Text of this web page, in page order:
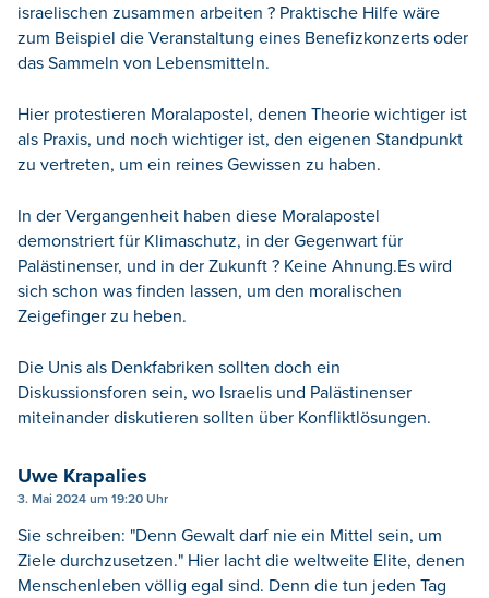
israelischen zusammen arbeiten ? Praktische Hilfe wäre
zum Beispiel die Veranstaltung eines Benefizkonzerts oder
das Sammeln von Lebensmitteln.
Hier protestieren Moralapostel, denen Theorie wichtiger ist
als Praxis, und noch wichtiger ist, den eigenen Standpunkt
zu vertreten, um ein reines Gewissen zu haben.
In der Vergangenheit haben diese Moralapostel
demonstriert für Klimaschutz, in der Gegenwart für
Palästinenser, und in der Zukunft ? Keine Ahnung.Es wird
sich schon was finden lassen, um den moralischen
Zeigefinger zu heben.
Die Unis als Denkfabriken sollten doch ein
Diskussionsforen sein, wo Israelis und Palästinenser
miteinander diskutieren sollten über Konfliktlösungen.
Uwe Krapalies
3. Mai 2024 um 19:20 Uhr
Sie schreiben: "Denn Gewalt darf nie ein Mittel sein, um
Ziele durchzusetzen." Hier lacht die weltweite Elite, denen
Menschenleben völlig egal sind. Denn die tun jeden Tag